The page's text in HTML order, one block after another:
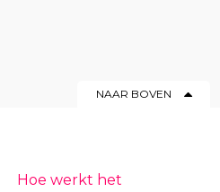
NAAR BOVEN
Hoe werkt het